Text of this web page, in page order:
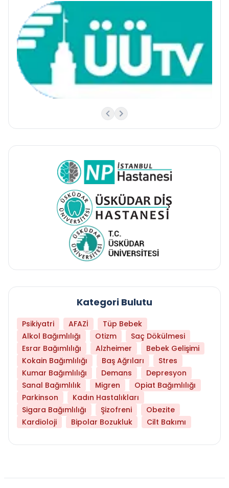
Kategori Bulutu
Psikiyatri AFAZİ
Tüp Bebek
Alkol Bağımlılığı
Otizm
Saç Dökülmesi
Esrar Bağımlılığı
Alzheimer
Bebek Gelişimi
Kokain Bağımlılığı
Baş Ağrıları
Stres
Kumar Bağımlılığı
Demans
Depresyon
Sanal Bağımlılık
Migren
Opiat Bağımlılığı
Parkinson
Kadın Hastalıkları
Sigara Bağımlılığı
Şizofreni
Obezite
Kardioloji
Bipolar Bozukluk Cilt Bakımı